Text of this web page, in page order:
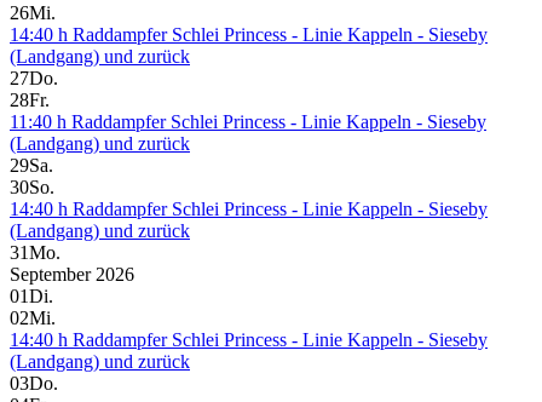
26Mi.
14:40 h Raddampfer Schlei Princess - Linie Kappeln - Sieseby
(Landgang) und zurück
27Do.
28Fr.
11:40 h Raddampfer Schlei Princess - Linie Kappeln - Sieseby
(Landgang) und zurück
29Sa.
30So.
14:40 h Raddampfer Schlei Princess - Linie Kappeln - Sieseby
(Landgang) und zurück
31Mo.
September 2026
01Di.
02Mi.
14:40 h Raddampfer Schlei Princess - Linie Kappeln - Sieseby
(Landgang) und zurück
03Do.